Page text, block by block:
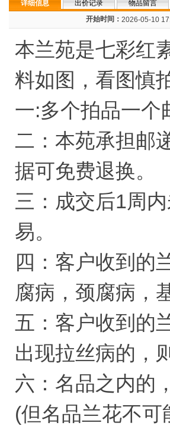
详细信息 出价记录 物品留言
开始时间： 2026-05-10
本兰苑是七彩红
料如图，看图慎
一:多个拍品一个
二：本苑承担邮
据可免费退换。
三：成交后1周
易。
四：客户收到的
腐病，颈腐病，
五：客户收到的
出现拉丝病的，
六：名品之内的
(但名品兰花不